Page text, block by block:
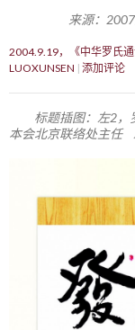
来源：
2004.9.19，《中华罗氏
LUOXUNSEN 添加评论
标题插图：左2
本会北京联络处主任